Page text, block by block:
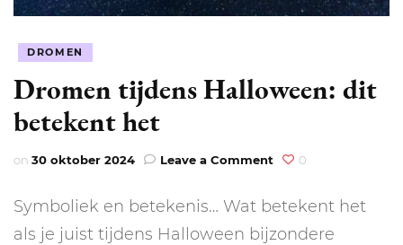
DROMEN
Dromen tijdens Halloween: dit
betekent het
on 30 oktober 2024 Leave a Comment on
Halloween:
dit
0
Symboliek en betekenis… Wat betekent het
als je juist tijdens Halloween bijzondere